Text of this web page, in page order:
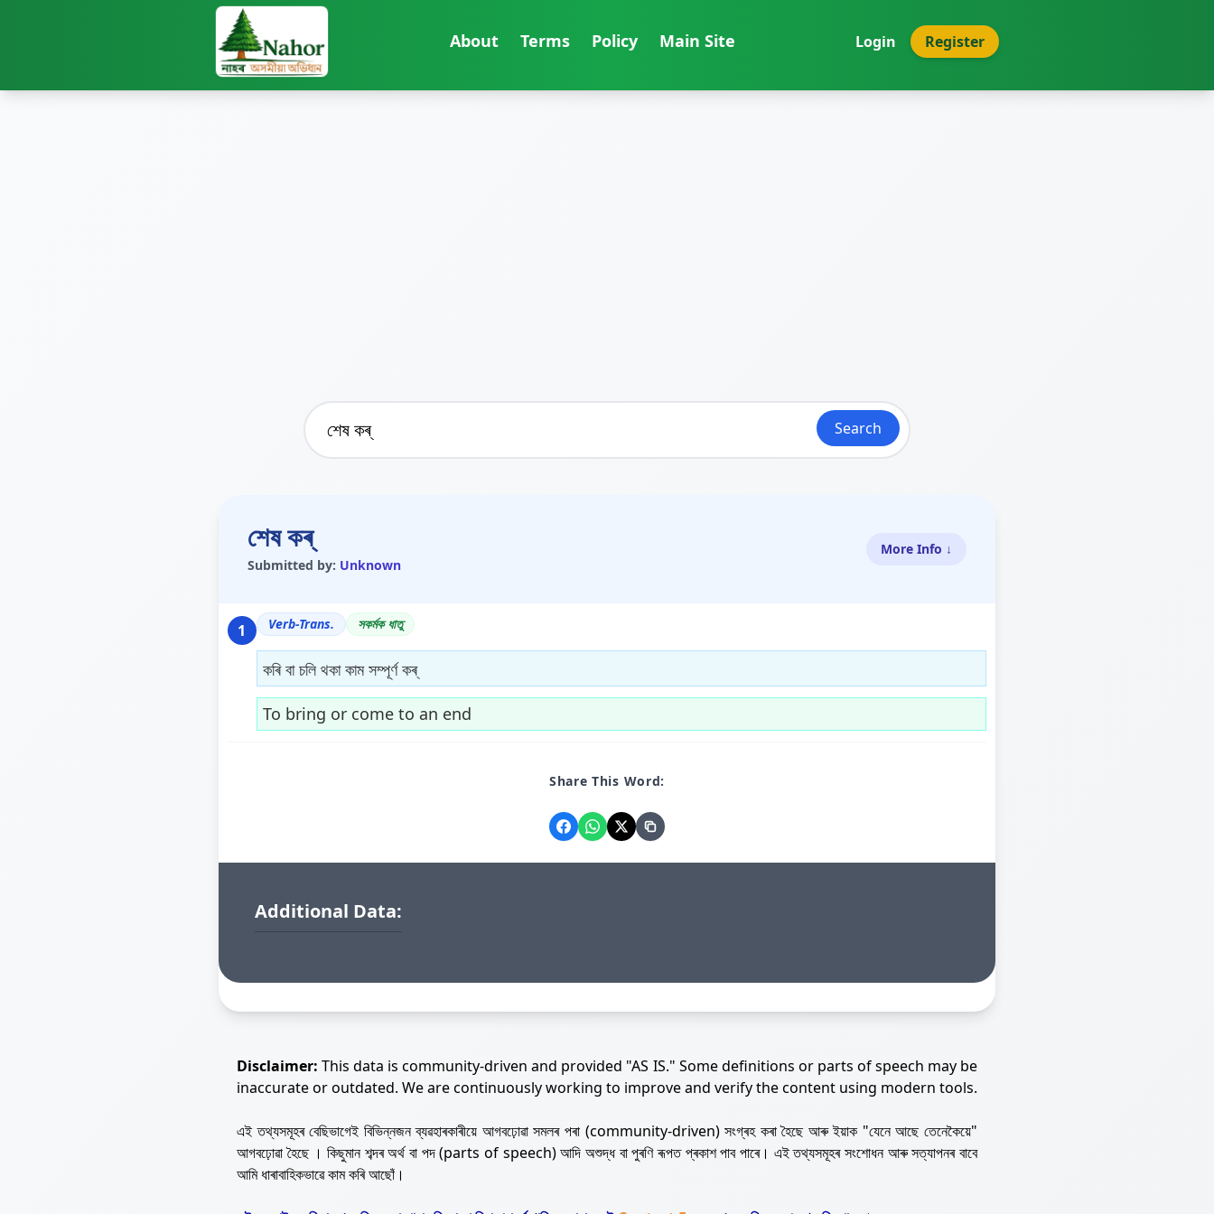
About Terms Policy Main Site Login Register
Search
শেষ কৰ্
Submitted by: Unknown
More Info ↓
1 Verb-Trans. সকৰ্মক ধাতু
কৰি বা চলি থকা কাম সম্পূৰ্ণ কৰ্
To bring or come to an end
Share This Word:
Additional Data:
Disclaimer: This data is community-driven and provided "AS IS." Some definitions or parts of speech may be
inaccurate or outdated. We are continuously working to improve and verify the content using modern tools.
এই তথ্যসমূহৰ বেছিভাগেই বিভিন্নজন ব্যৱহাৰকাৰীয়ে আগবঢ়োৱা সমলৰ পৰা (community-driven) সংগ্ৰহ কৰা হৈছে আৰু ইয়াক "যেনে আছে তেনেকৈয়ে"
আগবঢ়োৱা হৈছে । কিছুমান শব্দৰ অৰ্থ বা পদ (parts of speech) আদি অশুদ্ধ বা পুৰণি ৰূপত প্ৰকাশ পাব পাৰে। এই তথ্যসমূহৰ সংশোধন আৰু সত্যাপনৰ বাবে
আমি ধাৰাবাহিকভাৱে কাম কৰি আছোঁ।